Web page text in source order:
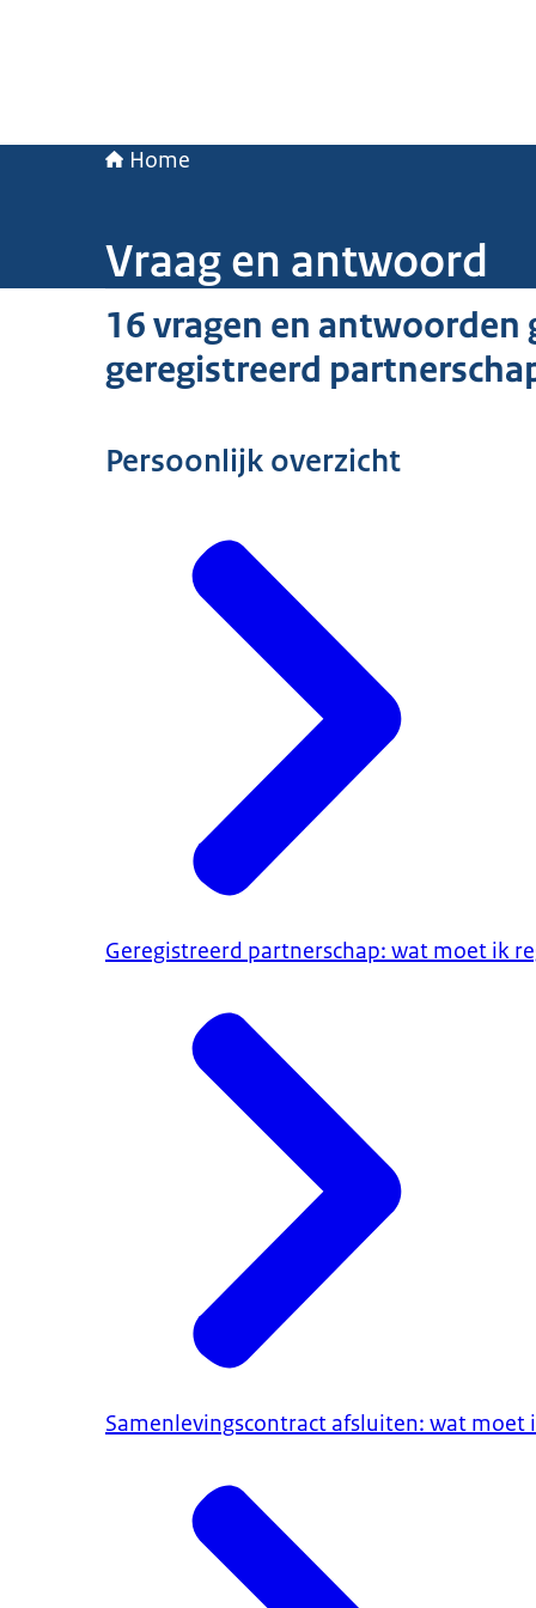
Home
Vraag en antwoord
16 vragen en antwoorden
geregistreerd
Persoonlijk overzicht
Geregistreerd partnerschap: wat moet ik
Samenlevingscontract afsluiten: wat moet